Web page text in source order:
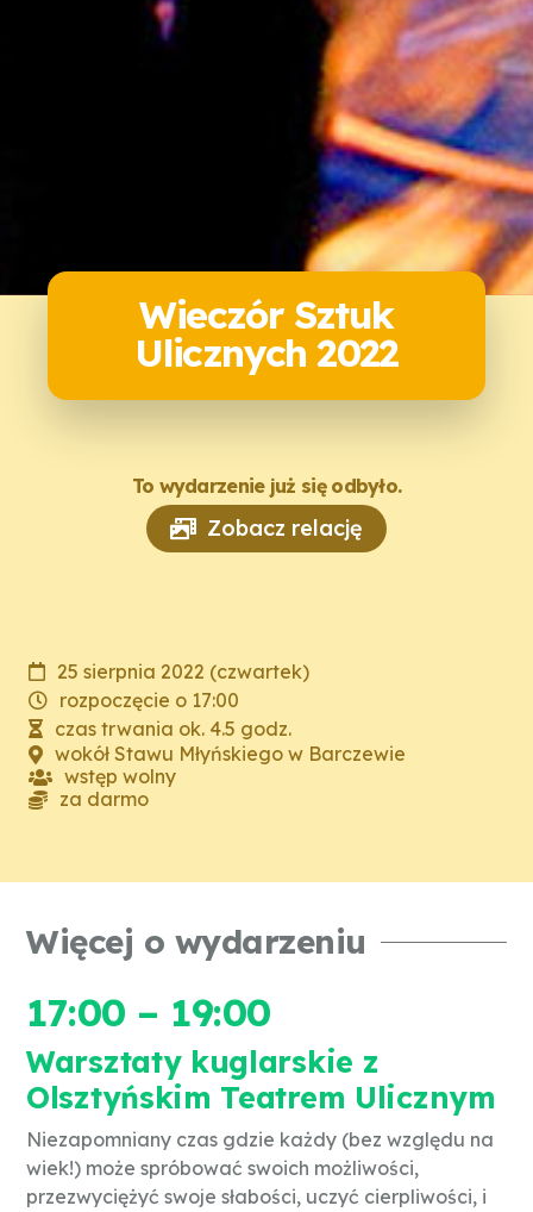
Wieczór Sztuk
Ulicznych 2022
To wydarzenie już się odbyło.
Zobacz relację
25 sierpnia 2022 (czwartek)
rozpoczęcie o 17:00
czas trwania ok. 4.5 godz.
wokół Stawu Młyńskiego w Barczewie
wstęp wolny
za darmo
Więcej o wydarzeniu
17:00 – 19:00
Warsztaty kuglarskie z
Olsztyńskim Teatrem Ulicznym
Niezapomniany czas gdzie każdy (bez względu na
wiek!) może spróbować swoich możliwości,
przezwyciężyć swoje słabości, uczyć cierpliwości, i